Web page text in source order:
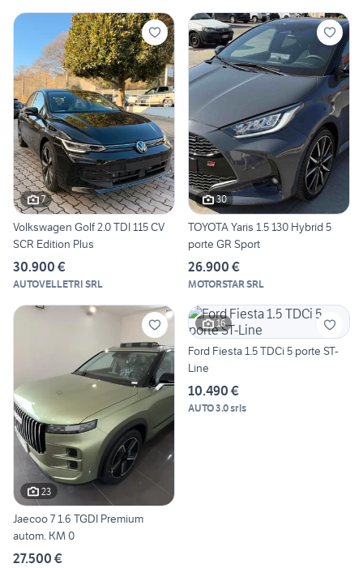
7
Volkswagen Golf 2.0 TDI 115 CV
SCR Edition Plus
30.900 €
AUTOVELLETRI SRL
30
TOYOTA Yaris 1.5 130 Hybrid 5
porte GR Sport
26.900 €
MOTORSTAR SRL
23
Jaecoo 7 1.6 TGDI Premium
autom. KM 0
27.500 €
16
Ford Fiesta 1.5 TDCi 5 porte ST-
Line
10.490 €
AUTO 3.0 srls